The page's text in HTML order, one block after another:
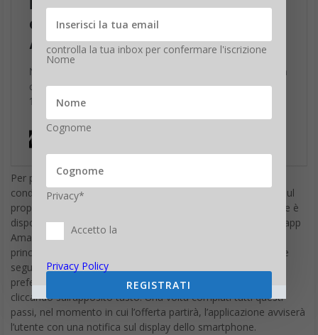
Per poter riceverenotifiche sulle offerte Amazon
condizione necessaria scaricare e installare l’
sul
proprio smartphone qualora non la si abbia già (l’app ufficiale è
disponibile sugli store Apple e Google). Una volta ottenuta l’app
Amazon, per attivare le notifiche basta andare sul menu
principale e scegliere Notifiche, attivare l’opzione Offerte che
segui o in Lista d’attesa. A questo punto, si cerca l’offerta
preferita e la si segue oppure ci si mette in lista d’attesa,
cliccando sull’apposito tasto. Una volta compiuti tutti questi
passi, nel momento in cui l’offerta partirà, l’applicazione avviserà
l’utente con una notifica sul display dello smartphone.
controlla la tua inbox per confermare l'iscrizione
Nome
Cognome
Privacy*
Accetto la
Privacy Policy
REGISTRATI